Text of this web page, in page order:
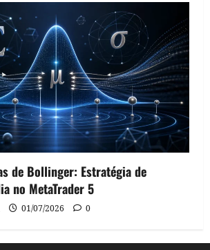
de Bollinger: Estratégia de
no MetaTrader 5
01/07/2026 0